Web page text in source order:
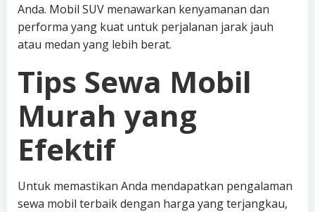
Anda. Mobil SUV menawarkan kenyamanan dan
performa yang kuat untuk perjalanan jarak jauh
atau medan yang lebih berat.
Tips Sewa Mobil
Murah yang
Efektif
Untuk memastikan Anda mendapatkan pengalaman
sewa mobil terbaik dengan harga yang terjangkau,